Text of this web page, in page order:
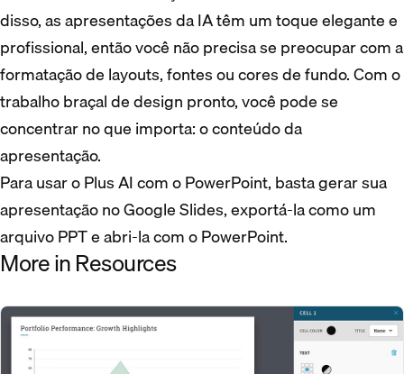
disso, as apresentações da IA têm um toque elegante e
profissional, então você não precisa se preocupar com a
formatação de layouts, fontes ou cores de fundo. Com o
trabalho braçal de design pronto, você pode se
concentrar no que importa: o conteúdo da
apresentação.
Para usar o Plus AI com o PowerPoint, basta gerar sua
apresentação no Google Slides, exportá-la como um
arquivo PPT e abri-la com o PowerPoint.
More in Resources